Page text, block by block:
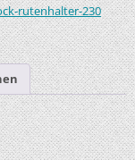
rutenhalter-230